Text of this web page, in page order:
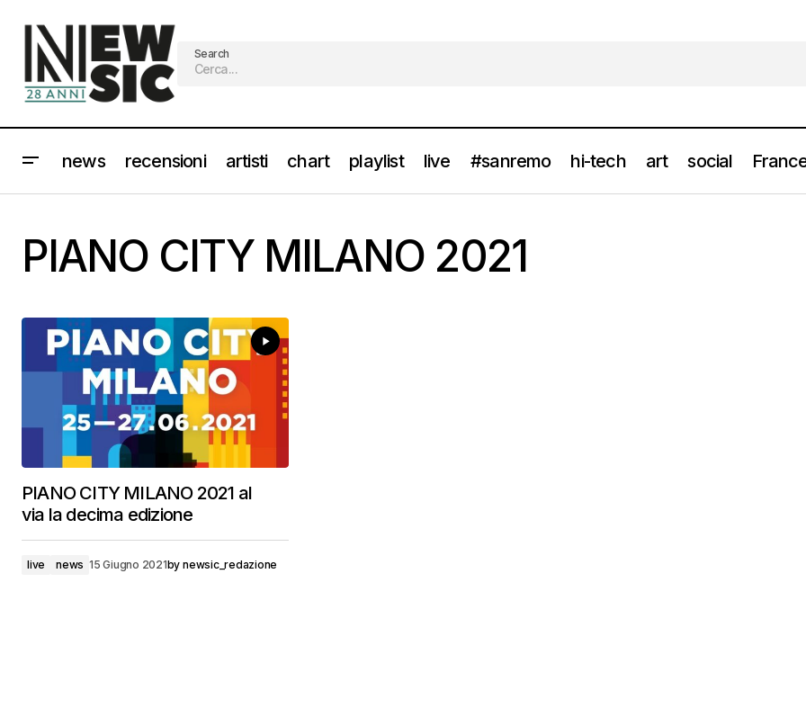
Search
news recensioni artisti chart playlist live #sanremo hi-tech art social
PIANO CITY MILANO 2021
PIANO CITY MILANO 2021 al
via la decima edizione
live news 15 Giugno 2021by newsic_redazione